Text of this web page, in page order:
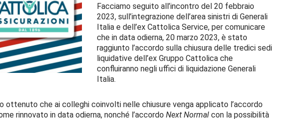
Facciamo seguito all’incontro del 20 febbraio
2023, sull’integrazione dell’area sinistri di Generali
Italia e dell’ex Cattolica Service, per comunicare
che in data odierna, 20 marzo 2023, è stato
raggiunto l’accordo sulla chiusura delle tredici sedi
liquidative dell’ex Gruppo Cattolica che
confluiranno negli uffici di liquidazione Generali
Italia.
ottenuto che ai colleghi coinvolti nelle chiusure venga applicato l’accordo
rinnovato in data odierna, nonché l’accordo Next Normal con la possibilità